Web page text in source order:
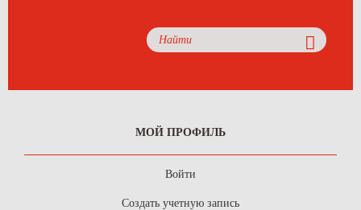
МОЙ ПРОФИЛЬ
Войти
Создать учетную запись